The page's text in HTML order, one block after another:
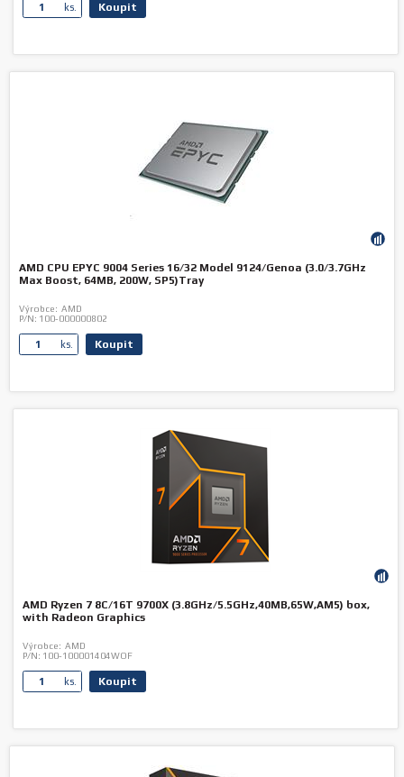
ks. Koupit
AMD CPU EPYC 9004 Series 16/32 Model 9124/Genoa (3.0/3.7GHz
Max Boost, 64MB, 200W, SP5)Tray
Výrobce: AMD
P/N: 100-000000802
ks. Koupit
AMD Ryzen 7 8C/16T 9700X (3.8GHz/5.5GHz,40MB,65W,AM5) box,
with Radeon Graphics
Výrobce: AMD
P/N: 100-100001404WOF
ks. Koupit